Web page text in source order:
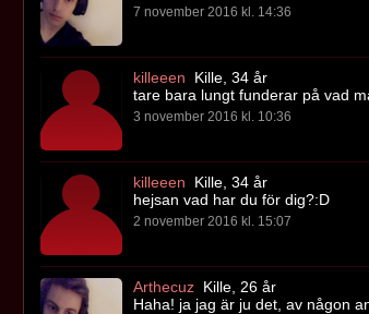
7 november 2016 kl. 14:36
killeeen
Kille, 34 år
tare bara lungt funderar på vad
3 november 2016 kl. 10:36
killeeen
Kille, 34 år
hejsan vad har du för dig?:D
2 november 2016 kl. 15:07
Arthecuz Kille, 26 år
Haha! ja jag är ju det, av någon